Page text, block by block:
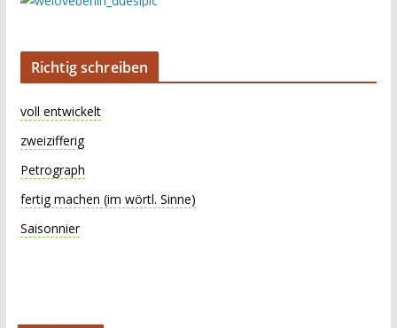
Richtig schreiben
voll entwickelt
zweizifferig
Petrograph
fertig machen (im wörtl. Sinne)
Saisonnier